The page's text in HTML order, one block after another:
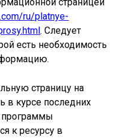
страницей
ru/platnye-
. Следует
есть необходимость
страницу на
в курсе последних
программы
к ресурсу в